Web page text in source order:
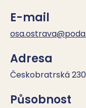
E-mail
Adresa
Českobratrská
Působnost